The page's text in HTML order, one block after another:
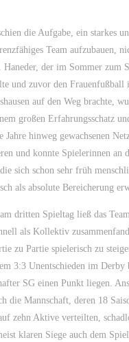
die Aufgabe, ein starkes
Team aufzubauen,
Haneder, der im Sommer zum
und zuvor den Frauenfußball
auf den Weg brachte,
großen Erfahrungsschatz
Jahre hinweg gewachsenen
und konnte Spielerinnen an
sich schon sehr früh
als absolute Bereicherung
dritten Spieltag ließ das
als Kollektiv
zu Partie spielerisch zu
3:3 Unentschieden im Derby
SG einen Punkt liegen.
die Mannschaft, deren 18
zehn Aktive verteilten,
klaren Siege auch dem